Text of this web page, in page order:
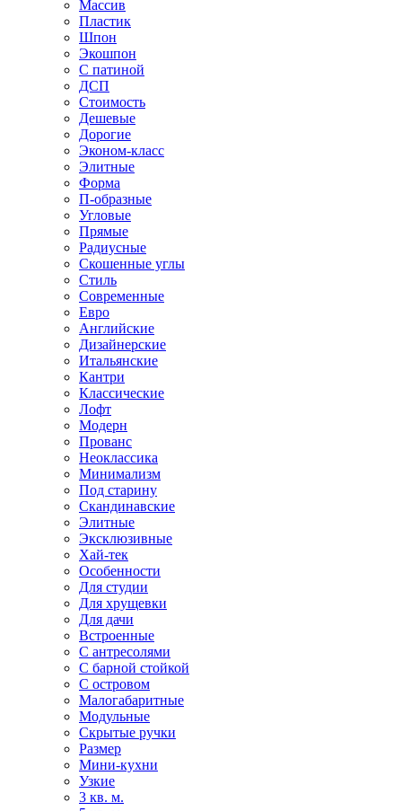
Массив
Пластик
Шпон
Экошпон
С патиной
ДСП
Стоимость
Дешевые
Дорогие
Эконом-класс
Элитные
Форма
П-образные
Угловые
Прямые
Радиусные
Скошенные углы
Стиль
Современные
Евро
Английские
Дизайнерские
Итальянские
Кантри
Классические
Лофт
Модерн
Прованс
Неоклассика
Минимализм
Под старину
Скандинавские
Элитные
Эксклюзивные
Хай-тек
Особенности
Для студии
Для хрущевки
Для дачи
Встроенные
С антресолями
С барной стойкой
С островом
Малогабаритные
Модульные
Скрытые ручки
Размер
Мини-кухни
Узкие
3 кв. м.